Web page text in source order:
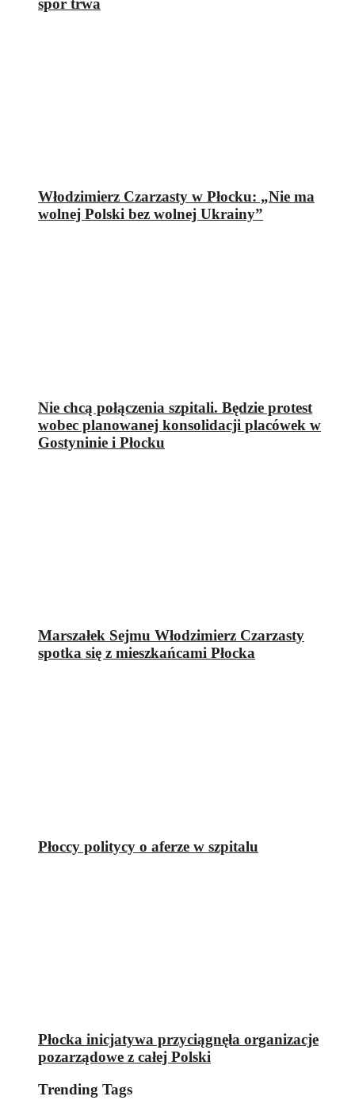
spór trwa
Włodzimierz Czarzasty w Płocku: „Nie ma
wolnej Polski bez wolnej Ukrainy”
Nie chcą połączenia szpitali. Będzie protest
wobec planowanej konsolidacji placówek w
Gostyninie i Płocku
Marszałek Sejmu Włodzimierz Czarzasty
spotka się z mieszkańcami Płocka
Płoccy politycy o aferze w szpitalu
Płocka inicjatywa przyciągnęła organizacje
pozarządowe z całej Polski
Trending Tags